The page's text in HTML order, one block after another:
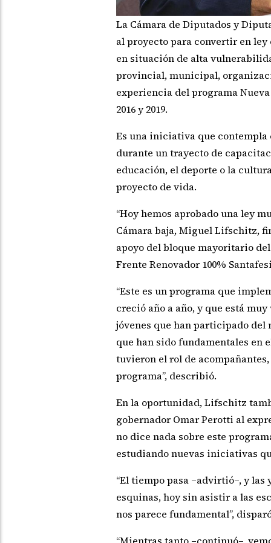
La Cámara de Diputados y
al proyecto para convertir en
en situación de alta
provincial, municipal,
experiencia del programa
2016 y 2019.
Es una iniciativa que contempla
durante un trayecto de
educación, el deporte o la
proyecto de vida.
“Hoy hemos aprobado una ley
Cámara baja, Miguel Lifschitz,
apoyo del bloque mayoritario
Frente Renovador 100%
“Este es un programa que
creció año a año, y que está
jóvenes que han participado
que han sido fundamentales en
tuvieron el rol de
programa”, describió.
En la oportunidad, Lifschitz
gobernador Omar Perotti al
no dice nada sobre este
estudiando nuevas iniciativas
“El tiempo pasa –advirtió–, y las
esquinas, hoy sin asistir a las
nos parece fundamental”,